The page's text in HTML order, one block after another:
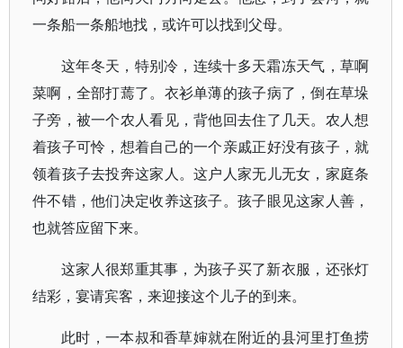
一条船一条船地找，或许可以找到父母。
这年冬天，特别冷，连续十多天霜冻天气，草啊
菜啊，全部打蔫了。衣衫单薄的孩子病了，倒在草垛
子旁，被一个农人看见，背他回去住了几天。农人想
着孩子可怜，想着自己的一个亲戚正好没有孩子，就
领着孩子去投奔这家人。这户人家无儿无女，家庭条
件不错，他们决定收养这孩子。孩子眼见这家人善，
也就答应留下来。
这家人很郑重其事，为孩子买了新衣服，还张灯
结彩，宴请宾客，来迎接这个儿子的到来。
此时，一本叔和香草婶就在附近的县河里打鱼捞